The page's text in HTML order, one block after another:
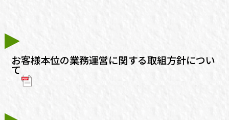
お客様本位の業務運営に関する取組方針につい
て